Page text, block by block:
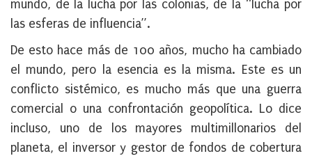
mundo, de la lucha por las colonias, de la “lucha por
las esferas de influencia”.
De esto hace más de 100 años, mucho ha cambiado
el mundo, pero la esencia es la misma. Este es un
conflicto sistémico, es mucho más que una guerra
comercial o una confrontación geopolítica. Lo dice
incluso, uno de los mayores multimillonarios del
planeta, el inversor y gestor de fondos de cobertura